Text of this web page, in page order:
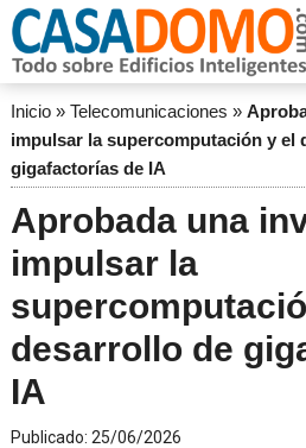
Inicio» Telecomunicaciones »
impulsar la supercomputación y el
gigafactorías de IA
Aprobada una
impulsar la
desarrollo de
IA
Publicado: 25/06/2026